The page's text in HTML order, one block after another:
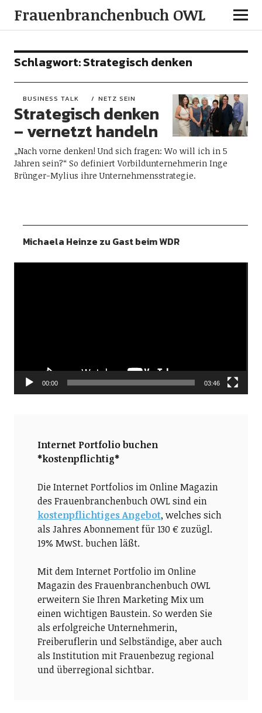
Frauenbranchenbuch OWL
Schlagwort:Strategisch denken
BUSINESS TALK NETZ SEIN
Strategisch denken
– vernetzt handeln
„Nach vorne denken! Und sich fragen: Wo will ich in 5
Jahren sein?“ So definiert Vorbildunternehmerin Inge
Brünger-Mylius ihre Unternehmensstrategie.
Michaela Heinze zu Gast beim WDR
00:00 03:46
Internet Portfolio buchen
*kostenpflichtig*
Die Internet Portfolios im Online Magazin
des Frauenbranchenbuch OWL sind ein
kostenpflichtiges Angebot, welches sich
als Jahres Abonnement für 130 € zuzügl.
19% MwSt. buchen läßt.
Mit dem Internet Portfolio im Online
Magazin des Frauenbranchenbuch OWL
erweitern Sie Ihren Marketing Mix um
einen wichtigen Baustein. So werden Sie
als erfolgreiche Unternehmerin,
Freiberuflerin und Selbständige, aber auch
als Institution mit Frauenbezug regional
und überregional sichtbar.